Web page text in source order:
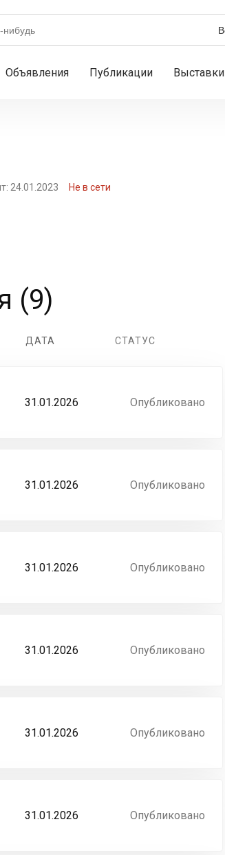
Объявления Публикации Выставки
24.01.2023 Не в сети
(9)
ДАТА СТАТУС
31.01.2026 Опубликовано
31.01.2026 Опубликовано
31.01.2026 Опубликовано
31.01.2026 Опубликовано
31.01.2026 Опубликовано
31.01.2026 Опубликовано